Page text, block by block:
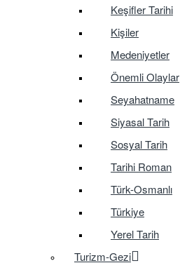
Keşifler Tarihi
Kişiler
Medeniyetler
Önemli Olaylar
Seyahatname
Siyasal Tarih
Sosyal Tarih
Tarihi Roman
Türk-Osmanlı
Türkiye
Yerel Tarih
Turizm-Gezi